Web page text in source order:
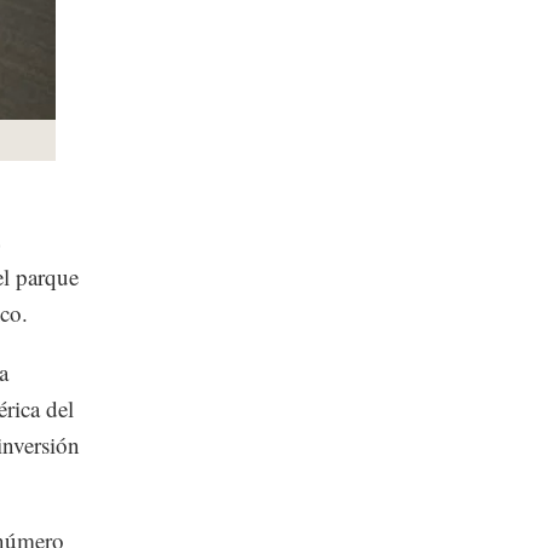
parque
del